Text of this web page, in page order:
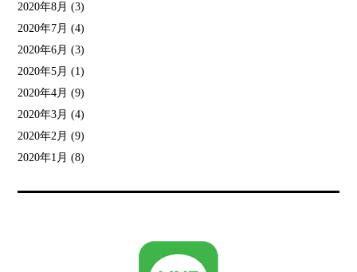
2020年8月 (3)
2020年7月 (4)
2020年6月 (3)
2020年5月 (1)
2020年4月 (9)
2020年3月 (4)
2020年2月 (9)
2020年1月 (8)